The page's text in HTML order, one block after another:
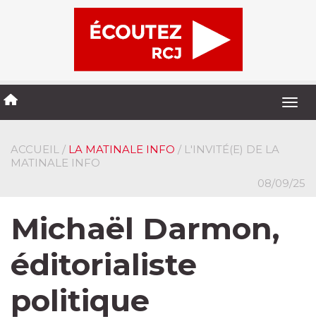
ACCUEIL / LA MATINALE INFO / L'INVITÉ(E) DE LA
MATINALE INFO
08/09/25
Michaël Darmon,
éditorialiste
politique